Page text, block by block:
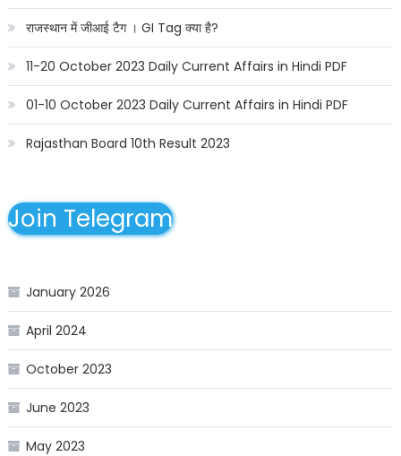
राजस्थान में जीआई टैग । GI Tag क्या है?
11-20 October 2023 Daily Current Affairs in Hindi PDF
01-10 October 2023 Daily Current Affairs in Hindi PDF
Rajasthan Board 10th Result 2023
Join Telegram
January 2026
April 2024
October 2023
June 2023
May 2023